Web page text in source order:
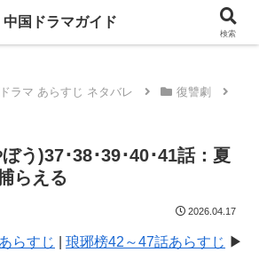
は歴史を知るともっと面白い！
ラマ あらすじ ネタバレ
復讐劇
う)37･38･39･40･41話：夏
らえる
2026.04.17
らすじ 琅琊榜42～47話あらすじ ▶
中国ドラマガイド
検索